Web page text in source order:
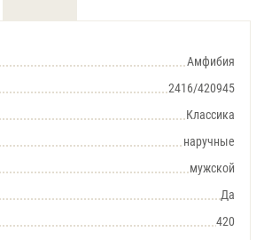
Амфибия
2416/420945
Классика
наручные
мужской
Да
420